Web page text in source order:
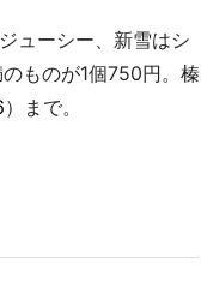
ューシー、新雪はシ
ものが1個750円。榛
）まで。